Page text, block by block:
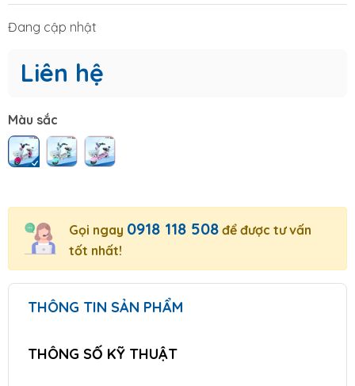
Đang cập nhật
Liên hệ
Màu sắc
Gọi ngay 0918 118 508 để được tư vấn
tốt nhất!
THÔNG TIN SẢN PHẨM
THÔNG SỐ KỸ THUẬT